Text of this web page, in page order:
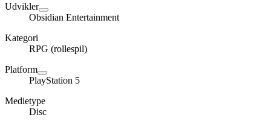
Udvikler
Obsidian Entertainment
Kategori
RPG (rollespil)
Platform
PlayStation 5
Medietype
Disc